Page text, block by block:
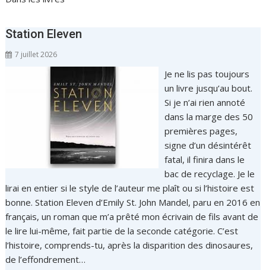
Station Eleven
7 juillet 2026
Je ne lis pas toujours
un livre jusqu’au bout.
Si je n’ai rien annoté
dans la marge des 50
premières pages,
signe d’un désintérêt
fatal, il finira dans le
bac de recyclage. Je le
lirai en entier si le style de l’auteur me plaît ou si l’histoire est
bonne. Station Eleven d’Emily St. John Mandel, paru en 2016 en
français, un roman que m’a prêté mon écrivain de fils avant de
le lire lui-même, fait partie de la seconde catégorie. C’est
l’histoire, comprends-tu, après la disparition des dinosaures,
de l’effondrement…